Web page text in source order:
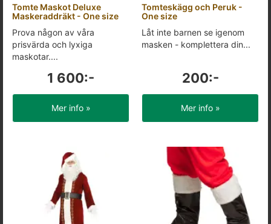
Tomte Maskot Deluxe
Maskeraddräkt - One size
Prova någon av våra
prisvärda och lyxiga
maskotar....
1 600:-
Mer info »
Tomteskägg och Peruk -
One size
Låt inte barnen se igenom
masken - komplettera din...
200:-
Mer info »